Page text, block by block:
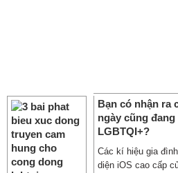
Bạn có nhận ra
ngày cũng
LGBTQI+?
Các kí hiệu gia
diện iOS cao cấp